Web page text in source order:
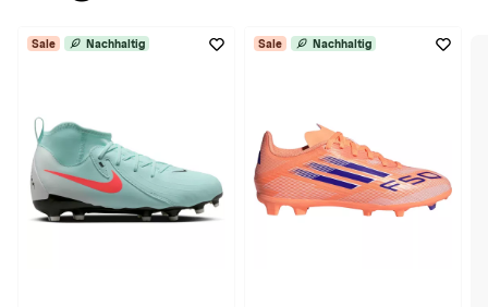
Sale Nachhaltig Sale Nachhaltig